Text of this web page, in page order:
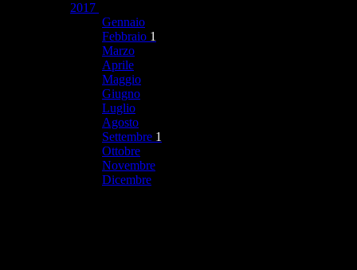
2017
Gennaio
Febbraio 1
Marzo
Aprile
Maggio
Giugno
Luglio
Agosto
Settembre 1
Ottobre
Novembre
Dicembre